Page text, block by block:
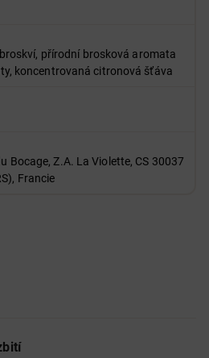
přírodní brosková aromata
koncentrovaná citronová šťáva
Bocage, Z.A. La Violette, CS 30037
Francie